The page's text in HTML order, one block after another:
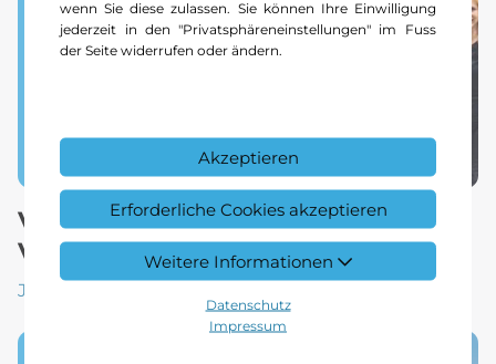
wenn Sie diese zulassen. Sie können Ihre Einwilligung
jederzeit in den "Privatsphäreneinstellungen" im Fuss
der Seite widerrufen oder ändern.
Akzeptieren
Erforderliche Cookies akzeptieren
Weitere Informationen
Datenschutz
Impressum
Vom ersten Lehrling zum
Verkaufsberater.
Jetzt reinhören